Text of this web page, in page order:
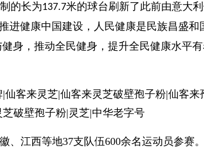
的长为137.7米的球台刷新了此前由意大
健康中国建设，人民健康是民族昌盛和
身，推动全民健身，提升全民健康水平
江西等地37支队伍600余名运动员参赛